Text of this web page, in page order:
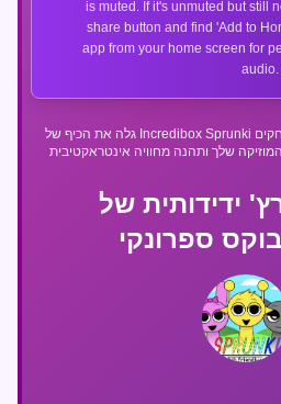
ידידותית של
ספרונקי
גלה את הכיף של Incredibox Sprunki גרסה ידידותית לגרד, שבה משחקים
is muted. If it's unmuted but still
share button and find 'Add to
app from your home screen for
audio.